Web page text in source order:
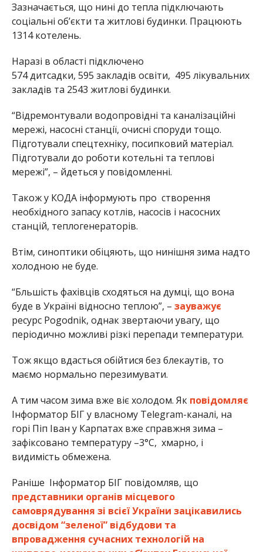
Зазначається, що нині до тепла підключають
соціальні об’єкти та житлові будинки. Працюють
1314 котелень.
Наразі в області підключено
574 дитсадки, 595 закладів освіти, 495 лікувальних
закладів та 2543 житлові будинки.
“Відремонтували водопровідні та каналізаційні
мережі, насосні станції, очисні споруди тощо.
Підготували спецтехніку, посипковий матеріал.
Підготували до роботи котельні та теплові
мережі”, – йдеться у повідомленні.
Також у КОДА інформують про створення
необхідного запасу котлів, насосів і насосних
станцій, теплогенераторів.
Втім, синоптики обіцяють, що нинішня зима надто
холодною не буде.
“Бльшість фахівців сходяться на думці, що вона
буде в Україні відносно теплою”, – зауважує
ресурс Pogodnik, однак звертаючи увагу, що
періодично можливі різкі перепади температури.
Тож якщо вдасться обійтися без блекаутів, то
маємо нормально перезимувати.
А тим часом зима вже віє холодом. Як повідомляє
Інформатор БІГ у власному Telegram-каналі, на
горі Піп Іван у Карпатах вже справжня зима –
зафіксовано температуру –3°С, хмарно, і
видимість обмежена.
Раніше Інформатор БІГ повідомляв, що
представники органів місцевого
самоврядування зі всієї України зацікавились
досвідом “зеленої” відбудови та
впровадження сучасних технологій на